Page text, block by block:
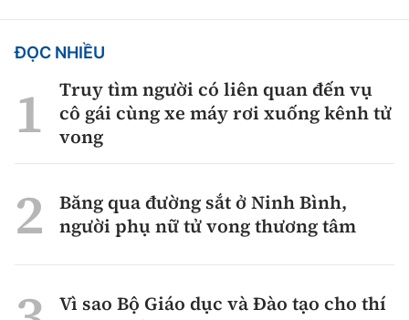
ĐỌC NHIỀU
Truy tìm người có liên quan đến vụ
cô gái cùng xe máy rơi xuống kênh tử
vong
Băng qua đường sắt ở Ninh Bình,
người phụ nữ tử vong thương tâm
Vì sao Bộ Giáo dục và Đào tạo cho thí